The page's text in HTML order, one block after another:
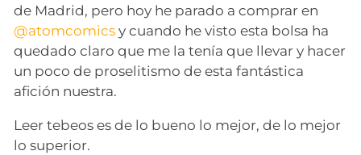
de Madrid, pero hoy he parado a comprar en
@atomcomics y cuando he visto esta bolsa ha
quedado claro que me la tenía que llevar y hacer
un poco de proselitismo de esta fantástica
afición nuestra.
Leer tebeos es de lo bueno lo mejor, de lo mejor
lo superior.